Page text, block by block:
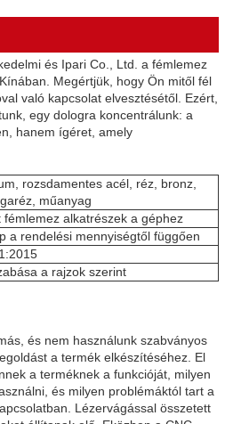
és Ipari Co., Ltd. a fémlemez
Megértjük, hogy Ön mitől fél
való kapcsolat elvesztésétől. Ezért,
egy dologra koncentrálunk: a
hanem ígéret, amely
rozsdamentes acél, réz, bronz,
műanyag
fémlemez alkatrészek a géphez
a rendelési mennyiségtől függően
a rajzok szerint
és nem használunk szabványos
a termék elkészítéséhez. El
a terméknek a funkcióját, milyen
és milyen problémáktól tart a
Lézervágással összetett